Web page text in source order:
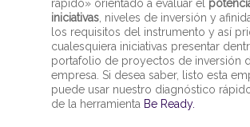
rápido» orientado a evaluar el
iniciativas , niveles de inversión y
los requisitos del instrumento y así
cualesquiera iniciativas presentar
portafolio de proyectos de inversión
empresa. Si desea saber, listo esta
puede usar nuestro diagnóstico
de la herramienta Be Ready.